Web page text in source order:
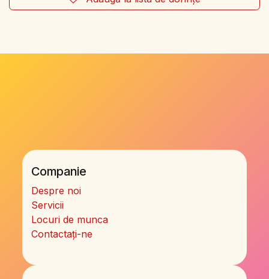
Companie
Despre noi
Servicii
Locuri de munca
Contactați-ne